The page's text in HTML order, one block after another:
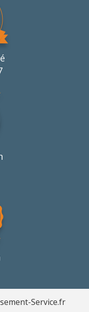
Service.fr